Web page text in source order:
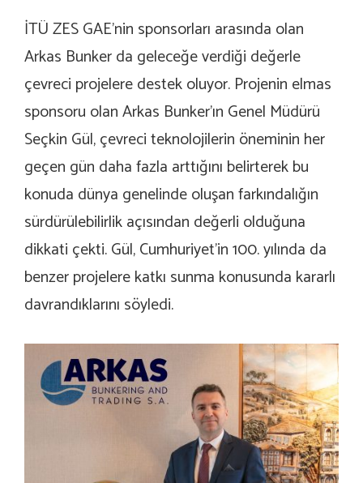
İTÜ ZES GAE’nin sponsorları arasında olan
Arkas Bunker da geleceğe verdiği değerle
çevreci projelere destek oluyor. Projenin elmas
sponsoru olan Arkas Bunker’ın Genel Müdürü
Seçkin Gül, çevreci teknolojilerin öneminin her
geçen gün daha fazla arttığını belirterek bu
konuda dünya genelinde oluşan farkındalığın
sürdürülebilirlik açısından değerli olduğuna
dikkati çekti. Gül, Cumhuriyet’in 100. yılında da
benzer projelere katkı sunma konusunda kararlı
davrandıklarını söyledi.